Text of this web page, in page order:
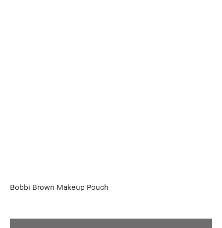
Bobbi Brown Makeup Pouch